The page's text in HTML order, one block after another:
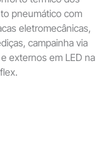
pneumático com
eletromecânicas,
campainha via
externos em LED na